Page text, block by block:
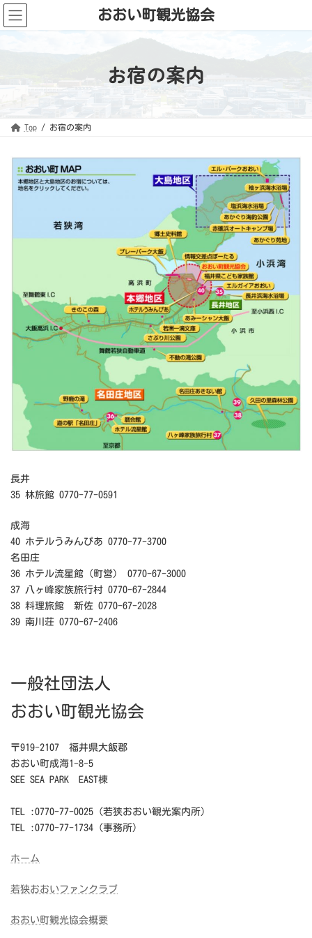
コ
ン
テ
ン
ナ
ビ
ゲ
ー
おおい町観光協会
お宿の案内
Top お宿の案内
長井
35 林旅館 0770-77-0591
成海
40 ホテルうみんぴあ 0770-77-3700
名田庄
36 ホテル流星館（町営） 0770-67-3000
37 八ヶ峰家族旅行村 0770-67-2844
38 料理旅館 新佐 0770-67-2028
39 南川荘 0770-67-2406
一般社団法人
おおい町観光協会
〒919-2107 福井県大飯郡
おおい町成海1-8-5
SEE SEA PARK EAST棟
TEL :0770-77-0025（若狭おおい観光案内所）
TEL :0770-77-1734（事務所）
ホーム
若狭おおいファンクラブ
おおい町観光協会概要